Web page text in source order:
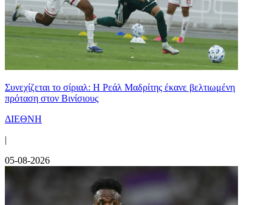
Συνεχίζεται το σίριαλ: Η Ρεάλ Μαδρίτης έκανε βελτιωμένη
πρόταση στον Βινίσιους
ΔΙΕΘΝΗ
|
05-08-2026